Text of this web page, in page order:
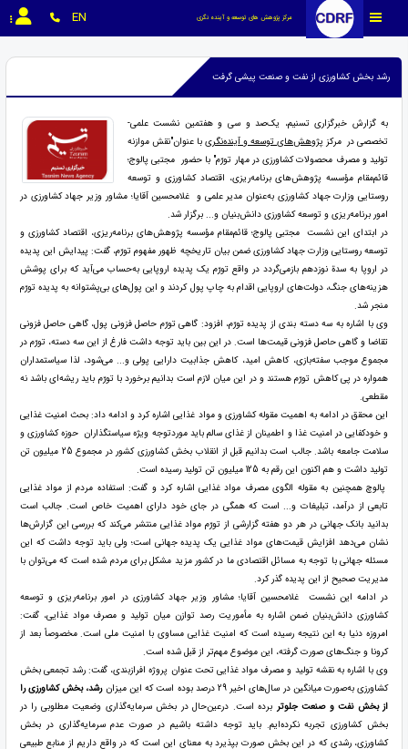
مرکز پژوهش های توسعه و آینده نگری EN
رشد بخش کشاورزی از نفت و صنعت پیشی گرفت
به گزارش خبرگزاری تسنیم، یک‌صد و سی و هفتمین نشست علمی-
تخصصی در مرکزپژوهش‌های توسعه و آینده‌نگری با عنوان"نقش موازنه
تولید و مصرف محصولات کشاورزی در مهار تورّم" با حضور مجتبی پالوج؛
قائم‌مقام مؤسسه پژوهش‌های برنامه‌ریزی، اقتصاد کشاورزی و توسعه
روستایی وزارت جهاد کشاورزی به‌عنوان مدیر علمی و غلامحسین آقایا؛ مشاور وزیر جهاد کشاورزی در
امور برنامه‌ریزی و توسعه کشاورزی دانش‌بنیان و... برگزار شد.
در ابتدای این نشست مجتبی پالوج؛ قائم‌مقام مؤسسه پژوهش‌های برنامه‌ریزی، اقتصاد کشاورزی و
توسعه روستایی وزارت جهاد کشاورزی ضمن بیان تاریخچه ظهور مفهوم تورّم، گفت: پیدایش این پدیده
در اروپا به سدة نوزدهم بازمی‌گردد در واقع تورّم یک پدیده اروپایی به‌حساب می‌آید که برای پوشش
هزینه‌های جنگ، دولت‌های اروپایی اقدام به چاپ پول کردند و این پول‌های بی‌پشتوانه به پدیده تورّم
منجر شد.
وی با اشاره به سه دسته­ بندی از پدیده تورّم، افزود: گاهی تورّم حاصل فزونی پول، گاهی حاصل فزونی
تقاضا و گاهی حاصل فزونی قیمت‌ها است. در این‌ بین باید توجه داشت فارغ از این سه دسته، تورّم در
مجموع موجب سفته‌بازی، کاهش امید، کاهش جذابیت دارایی پولی و... می‌شود، لذا سیاستمداران
همواره در پی کاهش تورّم هستند و در این میان لازم است بدانیم برخورد با تورّم باید ریشه‌ای باشد نه
مقطعی.
این محقق در ادامه به اهمیت مقوله کشاورزی و مواد غذایی اشاره کرد و ادامه داد: بحث امنیت غذایی
و خودکفایی در امنیت غذا و اطمینان از غذای سالم باید موردتوجه ویژه سیاستگذاران حوزه کشاورزی و
سلامت جامعه باشد. جالب است بدانیم قبل از انقلاب بخش کشاورزی کشور در مجموع 25 میلیون تن
تولید داشت و هم اکنون این رقم به 125 میلیون تن تولید رسیده است.
پالوچ همچنین به مقوله الگوی مصرف مواد غذایی اشاره کرد و گفت: استفاده مردم از مواد غذایی
تابعی از درآمد، تبلیغات و... است که همگی در جای خود دارای اهمیت خاص است. جالب است
بدانید بانک جهانی در هر دو هفته گزارشی از تورّم مواد غذایی منتشر می‌کند که بررسی این گزارش‌ها
نشان می‌دهد افزایش قیمت‌های مواد غذایی یک پدیده جهانی است؛ ولی باید توجه داشت که این
مسئله جهانی با توجه ‌به مسائل اقتصادی ما در کشور مزید مشکل برای مردم شده است که می‌توان با
مدیریت صحیح از این پدیده گذر کرد.
در ادامه این نشست غلامحسین آقایا؛ مشاور وزیر جهاد کشاورزی در امور برنامه‌ریزی و توسعه
کشاورزی دانش‌بنیان ضمن اشاره به مأموریت رصد توازن میان تولید و مصرف مواد غذایی، گفت:
امروزه دنیا به این نتیجه رسیده است که امنیت غذایی مساوی با امنیت ملی است. مخصوصاً بعد از
کرونا و جنگ‌های صورت گرفته، این موضوع مهم‌تر از قبل شده است.
وی با اشاره به نقشه تولید و مصرف مواد غذایی تحت عنوان پروژه افرازبندی، گفت: رشد تجمعی بخش
کشاورزی به‌صورت میانگین در سال‌های اخیر 29 درصد بوده است که این میزان
رشد، بخش کشاورزی را
از بخش نفت و صنعت جلوتر برده است. درعین‌حال در بخش سرمایه‌گذاری وضعیت مطلوبی را در
بخش کشاورزی تجربه نکرده‌ایم. باید توجه داشته باشیم در صورت عدم سرمایه‌گذاری در بخش
کشاورزی، رشدی که در این بخش صورت بپذیرد به معنای این است که در واقع داریم از منابع طبیعی